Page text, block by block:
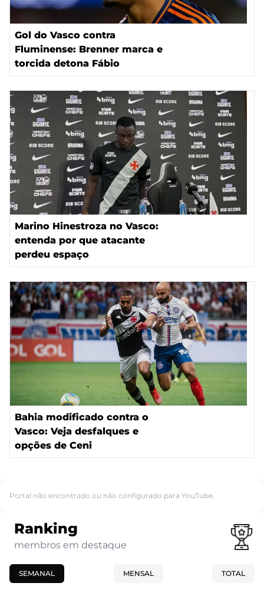
Gol do Vasco contra
Fluminense: Brenner marca e
torcida detona Fábio
Marino Hinestroza no Vasco:
entenda por que atacante
perdeu espaço
Bahia modificado contra o
Vasco: Veja desfalques e
opções de Ceni
Portal não encontrado ou não configurado para YouTube.
Ranking
membros em destaque
SEMANAL MENSAL TOTAL